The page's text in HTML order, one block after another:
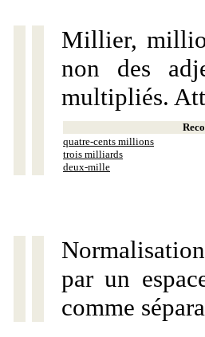
Millier,
non des
multipliés.
quatre-cents millions
trois milliards
deux-mille
par un
comme